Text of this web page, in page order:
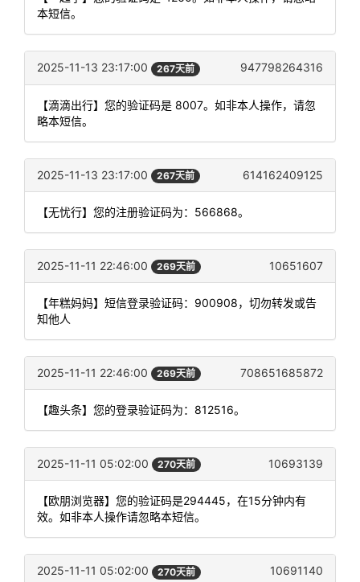
本短信。
2025-11-13 23:17:00 267天前 947798264316
【滴滴出行】您的验证码是 8007。如非本人操作，请忽
略本短信。
2025-11-13 23:17:00 267天前 614162409125
【无忧行】您的注册验证码为：566868。
2025-11-11 22:46:00 269天前 10651607
【年糕妈妈】短信登录验证码：900908，切勿转发或告
知他人
2025-11-11 22:46:00 269天前 708651685872
【趣头条】您的登录验证码为：812516。
2025-11-11 05:02:00 270天前 10693139
【欧朋浏览器】您的验证码是294445，在15分钟内有
效。如非本人操作请忽略本短信。
2025-11-11 05:02:00 270天前 10691140